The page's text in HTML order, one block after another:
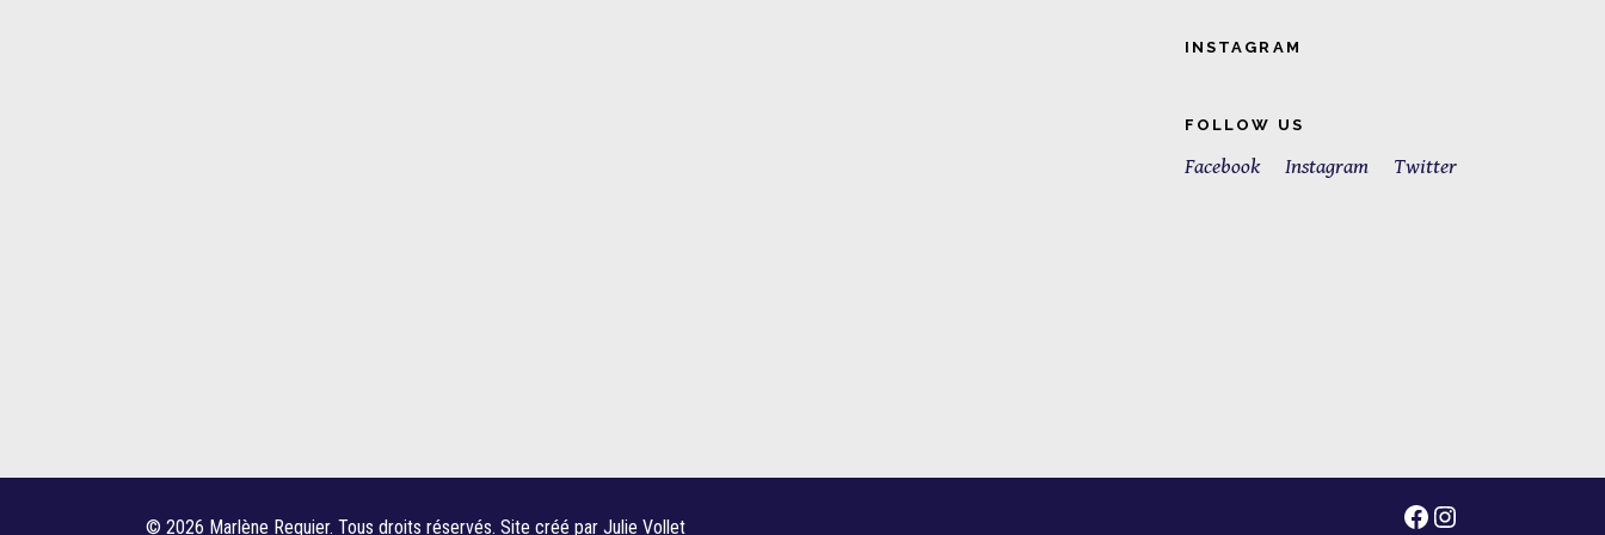
INSTAGRAM
FOLLOW US
Facebook Instagram Twitter
© 2026 Marlène Requier. Tous droits réservés. Site créé par Julie Vollet Facebook
Instagram